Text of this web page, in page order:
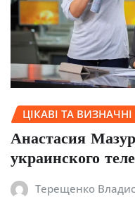
ЦІКАВІ ТА ВИЗНАЧНІ
Анастасия
украинского
Терещенко